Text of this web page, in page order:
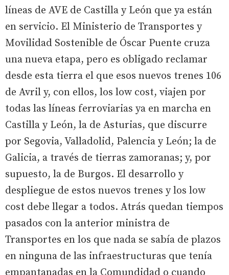
líneas de AVE de Castilla y León que ya están
en servicio. El Ministerio de Transportes y
Movilidad Sostenible de Óscar Puente cruza
una nueva etapa, pero es obligado reclamar
desde esta tierra el que esos nuevos trenes 106
de Avril y, con ellos, los low cost, viajen por
todas las líneas ferroviarias ya en marcha en
Castilla y León, la de Asturias, que discurre
por Segovia, Valladolid, Palencia y León; la de
Galicia, a través de tierras zamoranas; y, por
supuesto, la de Burgos. El desarrollo y
despliegue de estos nuevos trenes y los low
cost debe llegar a todos. Atrás quedan tiempos
pasados con la anterior ministra de
Transportes en los que nada se sabía de plazos
en ninguna de las infraestructuras que tenía